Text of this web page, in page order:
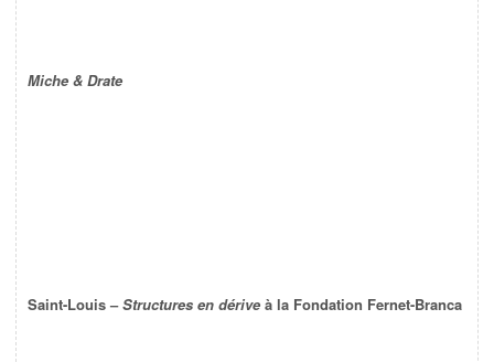
Miche & Drate
Saint-Louis –Structures en dérive à la Fondation Fernet-Branca